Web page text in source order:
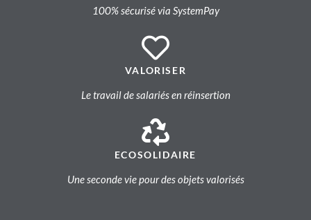
100% sécurisé via SystemPay
VALORISER
Le travail de salariés en réinsertion
ECOSOLIDAIRE
Une seconde vie pour des objets valorisés